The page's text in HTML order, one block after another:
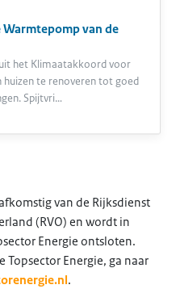
van de
het Klimaatakkoord voor
te renoveren tot goed
Spijtvri…
van de Rijksdienst
(RVO) en wordt in
Energie ontsloten.
Topsector Energie, ga naar
.